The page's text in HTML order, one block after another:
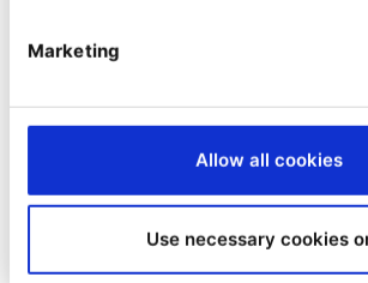
Marketing
Allow all cookies
Use necessary cookies
encantados con esta adquisición
Systems tiene los recursos de
necesarios y la visión para